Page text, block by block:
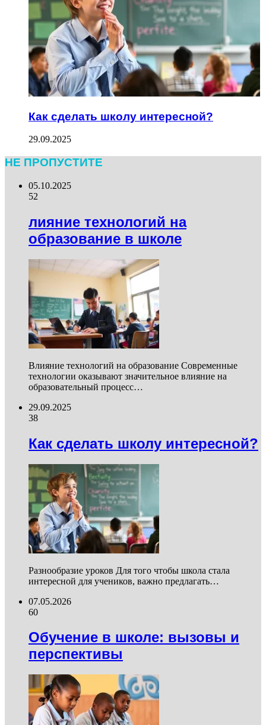
Как сделать школу интересной?
29.09.2025
НЕ ПРОПУСТИТЕ
05.10.2025
52
лияние технологий на
образование в школе
Влияние технологий на образование Современные
технологии оказывают значительное влияние на
образовательный процесс…
29.09.2025
38
Как сделать школу интересной?
Разнообразие уроков Для того чтобы школа стала
интересной для учеников, важно предлагать…
07.05.2026
60
Обучение в школе: вызовы и
перспективы